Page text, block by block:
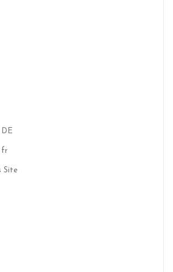
fr
Site